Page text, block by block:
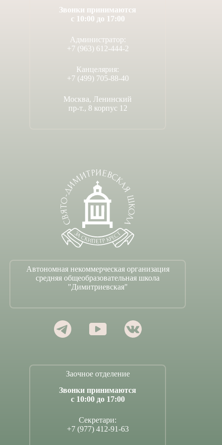
Звонки принимаются
с 10:00 до 17:00
Администратор:
+7 (963) 612-444-2
Канцелярия:
+7 (499) 705-88-40
Москва, Ленинский
пр-т., 8 корпус 12
Автономная некоммерческая организация
средняя общеобразовательная школа
"Димитриевская"
Заочное отделение
Звонки принимаются
с 10:00 до 17:00
Секретари:
+7 (977) 412-91-63